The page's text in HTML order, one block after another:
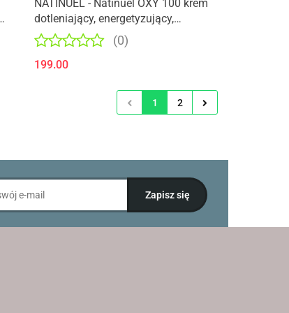
NATINUEL - Natinuel OXY 100 krem
dotleniający, energetyzujący,
odbudowujący 50ml
(0)
199.00
1 2